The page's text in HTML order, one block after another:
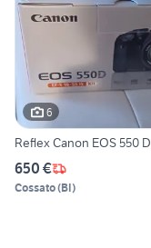
6
Reflex Canon EOS 550 D
650 €
Cossato(BI)